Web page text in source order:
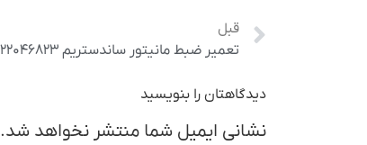
قبل
تعمیر ضبط مانیتور ساندستریم SOUNDSTREAM۰۹۱۲۲۰۴۶۸۲۳
دیدگاهتان را بنویسید
نشانی ایمیل شما منتشر نخواهد شد.